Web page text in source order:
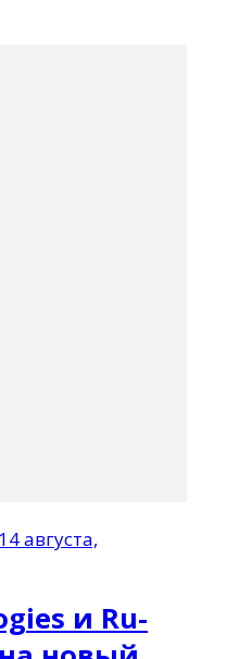
4 августа,
и Ru-